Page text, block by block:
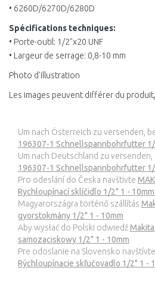
• 6260D/6270D/6280D
Spécifications techniques:
• Porte-outil: 1/2"x20 UNF
• Largeur de serrage: 0,8-10 mm
Photo d'illustration
Les images peuvent différer du
Um nach Österreich zu versenden,
196307-1 Schnellspannbohrfutter 1/
Um nach Deutschland zu versenden,
196307-1 Schnellspannbohrfutter 1/
Pro odeslání do Česka navštivte
Rychloupínací sklíčidlo 1/2" 1 -
Magyarországra történő szállítás
gyorstokmány 1/2" 1 - 10mm
Aby wysłać do Polski odwiedź
samozaciskowy 1/2" 1 - 10mm
Pre odoslanie na Slovensko navštívte
Rýchloupínacie skľučovadlo 1/2" 1 -